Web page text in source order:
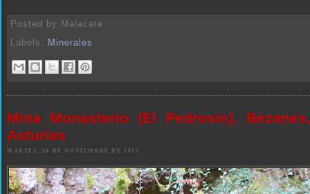
Posted by Malacate
Labels:
Minerales
Mina Monasterio (El Pedrosín),
Asturias
MARTES, 24 DE NOVIEMBRE DE 2015